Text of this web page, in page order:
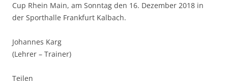
Cup Rhein Main, am Sonntag den 16. Dezember 2018 in
der Sporthalle Frankfurt Kalbach.
Johannes Karg
(Lehrer – Trainer)
Teilen